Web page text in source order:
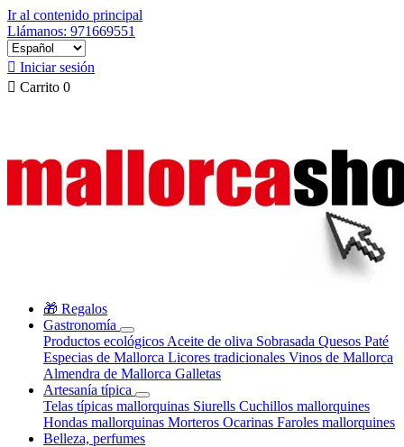
Ir al contenido principal
Llámanos: 971669551
 Iniciar sesión
 Carrito 0
🎁 Regalos
Gastronomía
Productos ecológicos Aceite de oliva Sobrasada Quesos Paté
Especias de Mallorca Licores tradicionales Vinos de Mallorca
Almendra de Mallorca Galletas
Artesanía típica
Telas típicas mallorquinas Siurells Cuchillos mallorquines
Hondas mallorquinas Morteros Ocarinas Faroles mallorquines
Belleza, perfumes